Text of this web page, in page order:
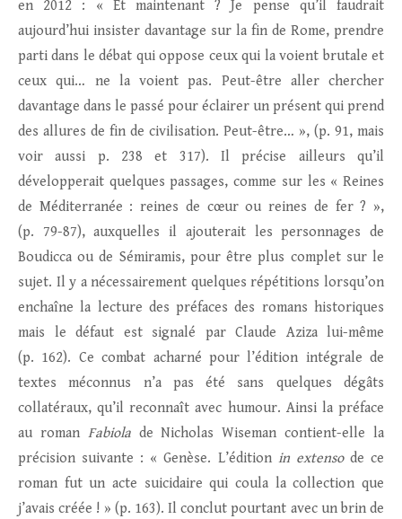
en 2012 : « Et maintenant ? Je pense qu’il faudrait
aujourd’hui insister davantage sur la fin de Rome, prendre
parti dans le débat qui oppose ceux qui la voient brutale et
ceux qui… ne la voient pas. Peut-être aller chercher
davantage dans le passé pour éclairer un présent qui prend
des allures de fin de civilisation. Peut-être… », (p. 91, mais
voir aussi p. 238 et 317). Il précise ailleurs qu’il
développerait quelques passages, comme sur les « Reines
de Méditerranée : reines de cœur ou reines de fer ? »,
(p. 79-87), auxquelles il ajouterait les personnages de
Boudicca ou de Sémiramis, pour être plus complet sur le
sujet. Il y a nécessairement quelques répétitions lorsqu’on
enchaîne la lecture des préfaces des romans historiques
mais le défaut est signalé par Claude Aziza lui-même
(p. 162). Ce combat acharné pour l’édition intégrale de
textes méconnus n’a pas été sans quelques dégâts
collatéraux, qu’il reconnaît avec humour. Ainsi la préface
au roman Fabiola de Nicholas Wiseman contient-elle la
précision suivante : « Genèse. L’édition in extenso de ce
roman fut un acte suicidaire qui coula la collection que
j’avais créée ! » (p. 163). Il conclut pourtant avec un brin de